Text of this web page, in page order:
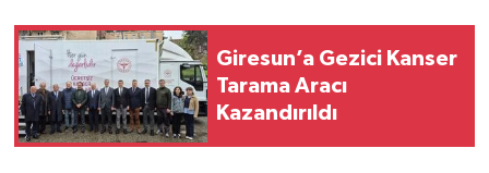
Giresun’a Gezici Kanser
Tarama Aracı
Kazandırıldı